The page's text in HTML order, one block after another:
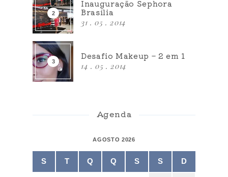
Inauguração Sephora
Brasília
31 . 05 . 2014
Desafio Makeup – 2 em 1
14 . 05 . 2014
Agenda
AGOSTO 2026
S T Q Q S S D